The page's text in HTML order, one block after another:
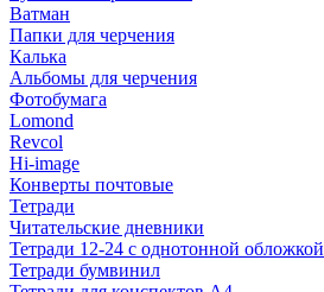
Ватман
Папки для черчения
Калька
Альбомы для черчения
Фотобумага
Lomond
Revcol
Hi-image
Конверты почтовые
Тетради
Читательские дневники
Тетради 12-24 с однотонной обложкой
Тетради бумвинил